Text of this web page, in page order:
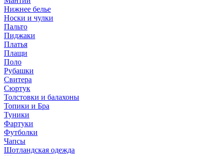
Нижнее белье
Носки и чулки
Пальто
Пиджаки
Платья
Плащи
Поло
Рубашки
Свитера
Сюртук
Толстовки и балахоны
Топики и Бра
Туники
Фартуки
Футболки
Чапсы
Шотландская одежда